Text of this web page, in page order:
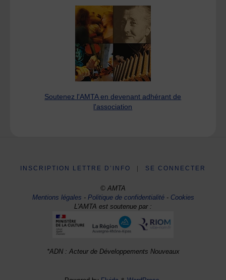
Soutenez l'AMTA en devenant adhérant de
l'association
INSCRIPTION LETTRE D’INFO SE CONNECTER
© AMTA
Mentions légales -Politique de confidentialité- Cookies
L'AMTA est soutenue par :
*ADN : Acteur de Développements Nouveaux